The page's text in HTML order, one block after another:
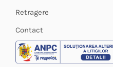
Retragere
Contact